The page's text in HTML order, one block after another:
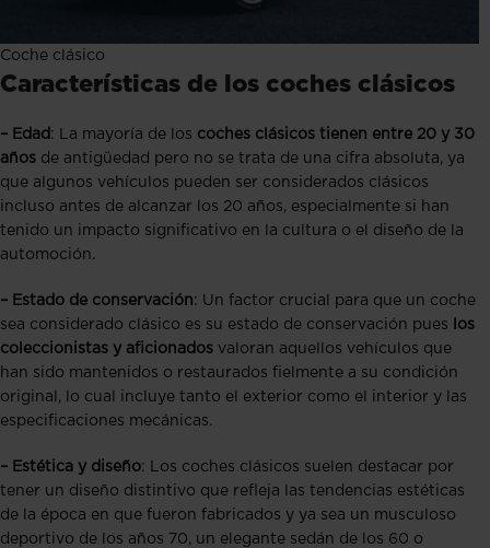
Coche clásico
Características de los coches clásicos
– Edad : La mayoría de los coches clásicos tienen entre 20 y 30
años de antigüedad pero no se trata de una cifra absoluta, ya
que algunos vehículos pueden ser considerados clásicos
incluso antes de alcanzar los 20 años, especialmente si han
tenido un impacto significativo en la cultura o el diseño de la
automoción.
– Estado de conservación: Un factor crucial para que un coche
sea considerado clásico es su estado de conservación pues
los
coleccionistas y aficionados valoran aquellos vehículos que
han sido mantenidos o restaurados fielmente a su condición
original, lo cual incluye tanto el exterior como el interior y las
especificaciones mecánicas.
– Estética y diseño: Los coches clásicos suelen destacar por
tener un diseño distintivo que refleja las tendencias estéticas
de la época en que fueron fabricados y ya sea un musculoso
deportivo de los años 70, un elegante sedán de los 60 o